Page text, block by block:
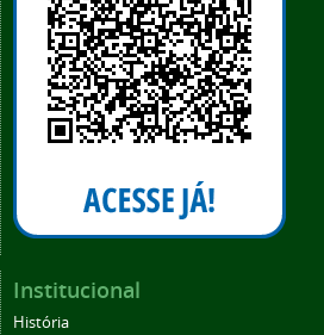
Institucional
História